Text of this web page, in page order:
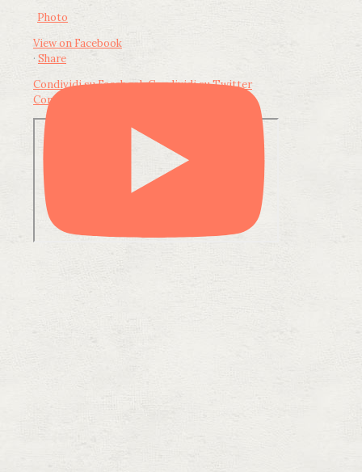
Photo
View on Facebook
· Share
Condividi su FacebookCondividi su Twitter
Condividi su LinkedIn